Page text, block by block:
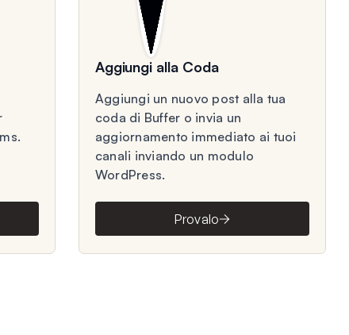
Aggiungi alla Coda
Aggiungi un nuovo post alla tua
coda di Buffer o invia un
aggiornamento immediato ai tuoi
canali inviando un modulo
WordPress.
Provalo